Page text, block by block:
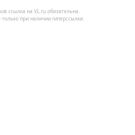
ссылка на VL.ru обязательна.
при наличии гиперссылки.